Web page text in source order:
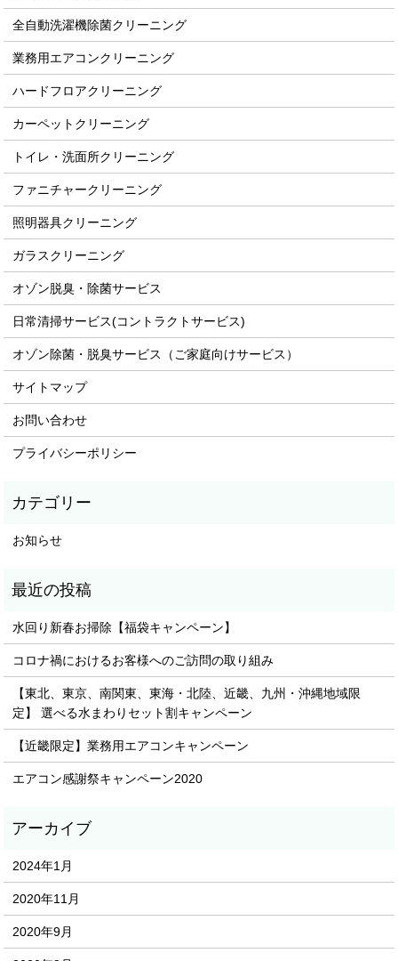
全自動洗濯機除菌クリーニング
業務用エアコンクリーニング
ハードフロアクリーニング
カーペットクリーニング
トイレ・洗面所クリーニング
ファニチャークリーニング
照明器具クリーニング
ガラスクリーニング
オゾン脱臭・除菌サービス
日常清掃サービス(コントラクトサービス)
オゾン除菌・脱臭サービス（ご家庭向けサービス）
サイトマップ
お問い合わせ
プライバシーポリシー
お知らせ
水回り新春お掃除【福袋キャンペーン】
コロナ禍におけるお客様へのご訪問の取り組み
【東北、東京、南関東、東海・北陸、近畿、九州・沖縄地域限
定】 選べる水まわりセット割キャンペーン
【近畿限定】業務用エアコンキャンペーン
エアコン感謝祭キャンペーン2020
2024年1月
2020年11月
2020年9月